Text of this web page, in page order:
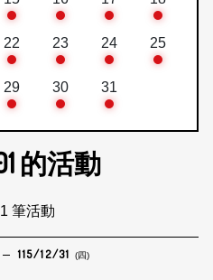
22 23 24 25
29 30 31
的活動
筆活動
115/12/31 (四)